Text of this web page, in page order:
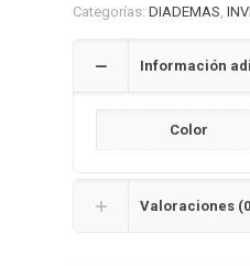
Categorías: DIADEMAS
Información
Color
Valoraciones